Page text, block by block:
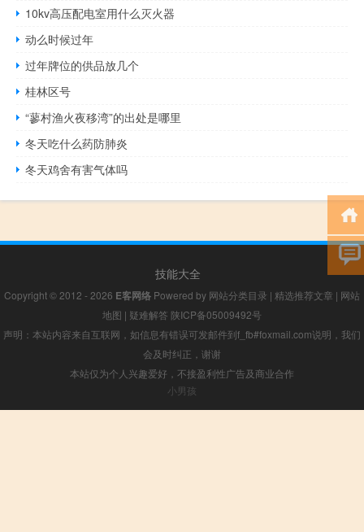
10kv高压配电室用什么灭火器
动么时候过年
过年牌位的供品放几个
桂林区号
“蓼村渔火夜移湾”的出处是哪里
冬天吃什么药防肺炎
冬天鸡舍有害气体吗
技能大全
Copyright © 2012 - 2026 E客网络 Powered by 网站分类目录 | 精选推荐文章 | 网站
地图 | 疑难解答 陕ICP备05009492号
声明：本站内容来自互联网，如信息有错误可发邮件到f_fb#foxmail.com说明，我们
会及时纠正，谢谢
本站仅为个人兴趣爱好，不接盈利性广告及商业合作
小男孩